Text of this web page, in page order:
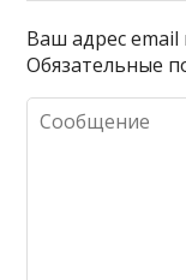
Ваш адрес email
Обязательные